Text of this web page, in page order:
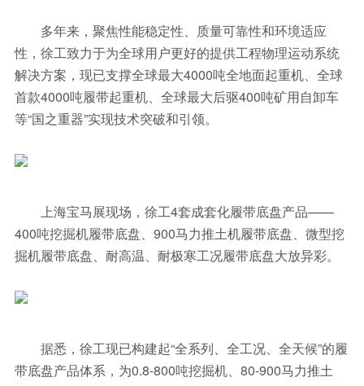
多年来，聚焦性能稳定性、质量可靠性和环境适应
性，徐工致力于为全球用户更好的提供工程物理运动系统
解决方案，现已支撑全球最大4000吨全地面起重机、全球
首款4000吨履带起重机、全球最大后驱400吨矿用自卸车
等“国之重器”实现技术突破和引领。
上海宝马展现场，徐工4套成套化履带底盘产品——
400吨挖掘机履带底盘、900马力推土机履带底盘、微型挖
掘机履带底盘、耐高温、耐极寒工况履带底盘大放异彩。
据悉，徐工现已构建起“全系列、全工况、全天候”的履
带底盘产品体系，为0.8-800吨挖掘机、80-900马力推土